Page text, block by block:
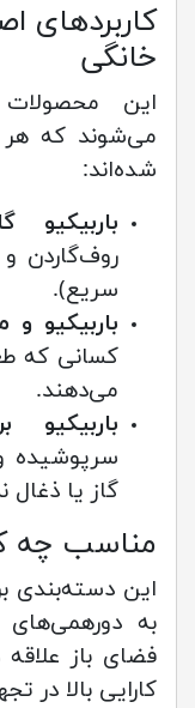
کاربردهای
خانگی
این
می‌شوند که هر
شده‌اند:
باربیکیو
روف‌گاردن و
سریع).
باربیکیو و
کسانی که
می‌دهند.
باربیکیو
سرپوشیده
گاز یا ذغال
مناسب چه
این دسته‌بندی
به دورهمی‌های
فضای باز علاقه
کارایی بالا در